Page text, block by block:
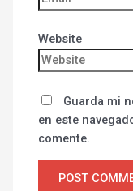
Website
Guarda mi
en este
comente.